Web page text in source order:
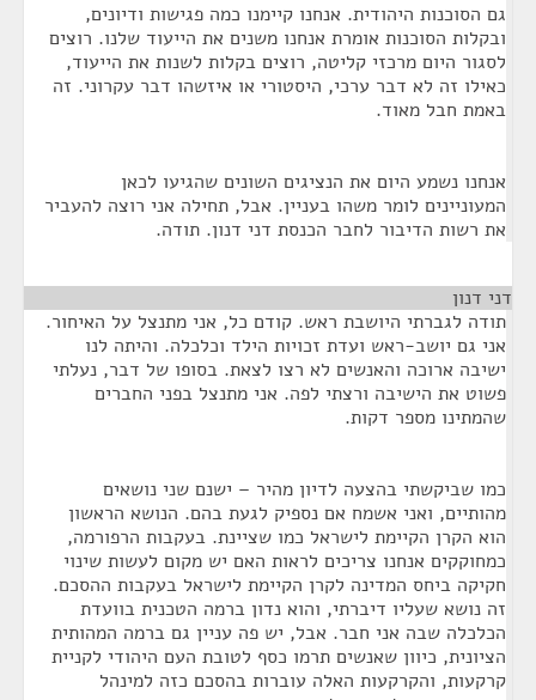
גם הסוכנות היהודית. אנחנו קיימנו כמה פגישות ודיונים,
ובקלות הסוכנות אומרת אנחנו משנים את הייעוד שלנו. רוצים
לסגור היום מרכזי קליטה, רוצים בקלות לשנות את הייעוד,
כאילו זה לא דבר ערכי, היסטורי או איזשהו דבר עקרוני. זה
באמת חבל מאוד.
אנחנו נשמע היום את הנציגים השונים שהגיעו לכאן
המעוניינים לומר משהו בעניין. אבל, תחילה אני רוצה להעביר
את רשות הדיבור לחבר הכנסת דני דנון. תודה.
דני דנון
תודה לגברתי היושבת ראש. קודם כל, אני מתנצל על האיחור.
אני גם יושב-ראש ועדת זכויות הילד וכלכלה. והיתה לנו
ישיבה ארוכה והאנשים לא רצו לצאת. בסופו של דבר, נעלתי
פשוט את הישיבה ורצתי לפה. אני מתנצל בפני החברים
שהמתינו מספר דקות.
כמו שביקשתי בהצעה לדיון מהיר – ישנם שני נושאים
מהותיים, ואני אשמח אם נספיק לגעת בהם. הנושא הראשון
הוא הקרן הקיימת לישראל כמו שציינת. בעקבות הרפורמה,
כמחוקקים אנחנו צריכים לראות האם יש מקום לעשות שינוי
חקיקה ביחס המדינה לקרן הקיימת לישראל בעקבות ההסכם.
זה נושא שעליו דיברתי, והוא נדון ברמה הטכנית בוועדת
הכלכלה שבה אני חבר. אבל, יש פה עניין גם ברמה המהותית
הציונית, כיוון שאנשים תרמו כסף לטובת העם היהודי לקניית
קרקעות, והקרקעות האלה עוברות בהסכם כזה למינהל